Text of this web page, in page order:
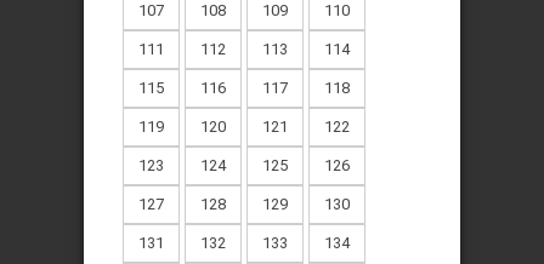
107 108 109 110
111 112 113 114
115 116 117 118
119 120 121 122
123 124 125 126
127 128 129 130
131 132 133 134